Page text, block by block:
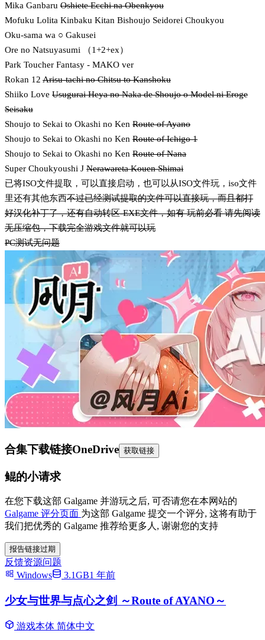
Mika Ganbaru Oshiete Ecchi na Obenkyou
Mofuku Lolita Kinbaku Kitan Bishoujo Seidorei Choukyou
Oku-sama wa ○ Gakusei
Ore no Natsuyasumi （1+2+ex）
Park Toucher Fantasy - MAKO ver
Rokan 12 Arisu-tachi no Chitsu to Kanshoku
Shiiko Love Usugurai Heya no Naka de Shoujo o Model ni Eroge
Seisaku
Shoujo to Sekai to Okashi no Ken Route of Ayano
Shoujo to Sekai to Okashi no Ken Route of Ichigo 1
Shoujo to Sekai to Okashi no Ken Route of Nana
Super Choukyoushi J Nerawareta Kouen Shimai
已将ISO文件提取，可以直接启动，也可以从ISO文件玩，iso文件
里还有其他东西不过已经测试提取的文件可以直接玩，而且都打
好汉化补丁了，还有自动转区-EXE文件，如有 玩前必看 请先阅读
无压缩包，下载完全游戏文件就可以玩
PC测试无问题
合集下载链接OneDrive 获取链接
鲲的小请求
在您下载这部 Galgame 并游玩之后, 可否请您在本网站的
Galgame 评分页面 为这部 Galgame 提交一个评分, 这将有助于
我们把优秀的 Galgame 推荐给更多人, 谢谢您的支持
报告链接过期
反馈资源问题
Windows
3.1GB1 年前
少女与世界与点心之剑 ～Route of AYANO～
游戏本体 简体中文